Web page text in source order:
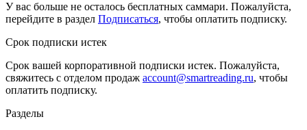
У вас больше не осталось бесплатных саммари. Пожалуйста,
перейдите в раздел Подписаться, чтобы оплатить подписку.
Срок подписки истек
Срок вашей корпоративной подписки истек. Пожалуйста,
свяжитесь с отделом продаж account@smartreading.ru, чтобы
оплатить подписку.
Разделы